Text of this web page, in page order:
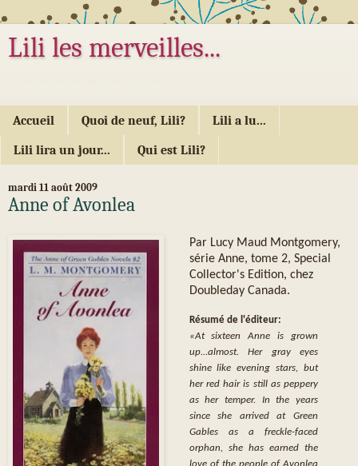
Lili les merveilles...
Accueil Quoi de neuf, Lili? Lili a lu...
Lili lira un jour... Qui est Lili?
mardi 11 août 2009
Anne of Avonlea
Par Lucy Maud Montgomery,
série Anne, tome 2, Special
Collector's Edition, chez
Doubleday Canada.
Résumé de l'éditeur:
«At sixteen Anne is grown
up...almost. Her gray eyes
shine like evening stars, but
her red hair is still as peppery
as her temper. In the years
since she arrived at Green
Gables as a freckle-faced
orphan, she has earned the